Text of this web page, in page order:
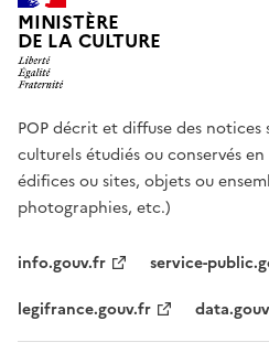
MINISTÈRE
DE LA CULTURE
POP décrit et diffuse des
culturels étudiés ou conservés
édifices ou sites, objets ou
photographies, etc.)
info.gouv.fr
service-
legifrance.gouv.fr